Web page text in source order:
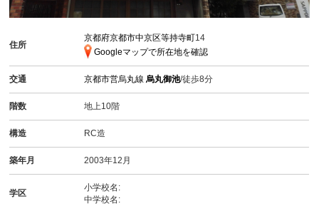
住所
京都府京都市中京区等持寺町14
Googleマップで所在地を確認
交通 京都市営烏丸線烏丸御池/徒歩8分
階数 地上10階
構造 RC造
築年月 2003年12月
学区
小学校名:
中学校名: